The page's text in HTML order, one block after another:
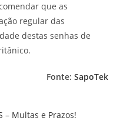
que as
regular das
destas senhas de
Fonte: SapoTek
– Multas e Prazos!